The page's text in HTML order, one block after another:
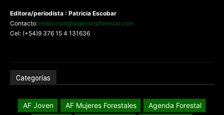
Editora/periodista : Patricia Escobar
Contacto: redaccion@argentinaforestal.com
Cel: (+54)9 376 15 4 131636
Categorías
AF Joven AF Mujeres Forestales
Agenda Forestal